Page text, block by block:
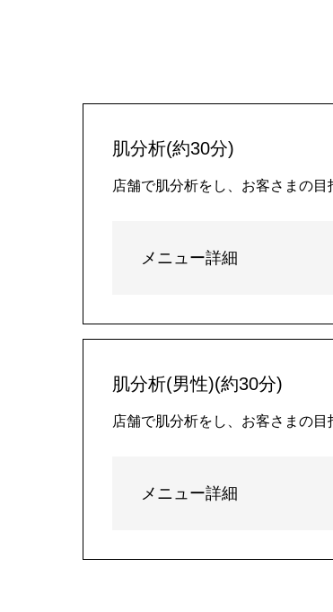
肌分析(約30分)
店舗で肌分析をし、お客さまの
メニュー詳細
肌分析(男性)(約30分)
店舗で肌分析をし、お客さまの
メニュー詳細